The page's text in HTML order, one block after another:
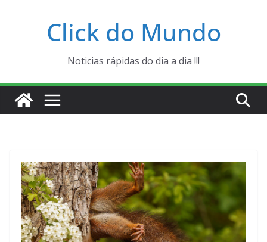
Click do Mundo
Noticias rápidas do dia a dia !!!